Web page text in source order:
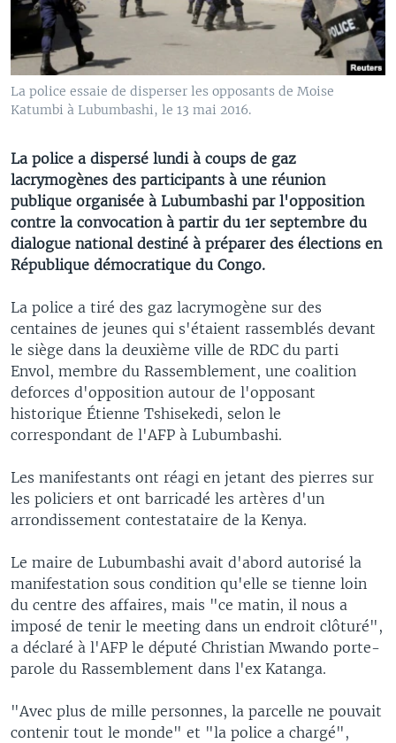
La police essaie de disperser les opposants de Moise
Katumbi à Lubumbashi, le 13 mai 2016.
La police a dispersé lundi à coups de gaz
lacrymogènes des participants à une réunion
publique organisée à Lubumbashi par l'opposition
contre la convocation à partir du 1er septembre du
dialogue national destiné à préparer des élections en
République démocratique du Congo.
La police a tiré des gaz lacrymogène sur des
centaines de jeunes qui s'étaient rassemblés devant
le siège dans la deuxième ville de RDC du parti
Envol, membre du Rassemblement, une coalition
deforces d'opposition autour de l'opposant
historique Étienne Tshisekedi, selon le
correspondant de l'AFP à Lubumbashi.
Les manifestants ont réagi en jetant des pierres sur
les policiers et ont barricadé les artères d'un
arrondissement contestataire de la Kenya.
Le maire de Lubumbashi avait d'abord autorisé la
manifestation sous condition qu'elle se tienne loin
du centre des affaires, mais "ce matin, il nous a
imposé de tenir le meeting dans un endroit clôturé",
a déclaré à l'AFP le député Christian Mwando porte-
parole du Rassemblement dans l'ex Katanga.
"Avec plus de mille personnes, la parcelle ne pouvait
contenir tout le monde" et "la police a chargé",